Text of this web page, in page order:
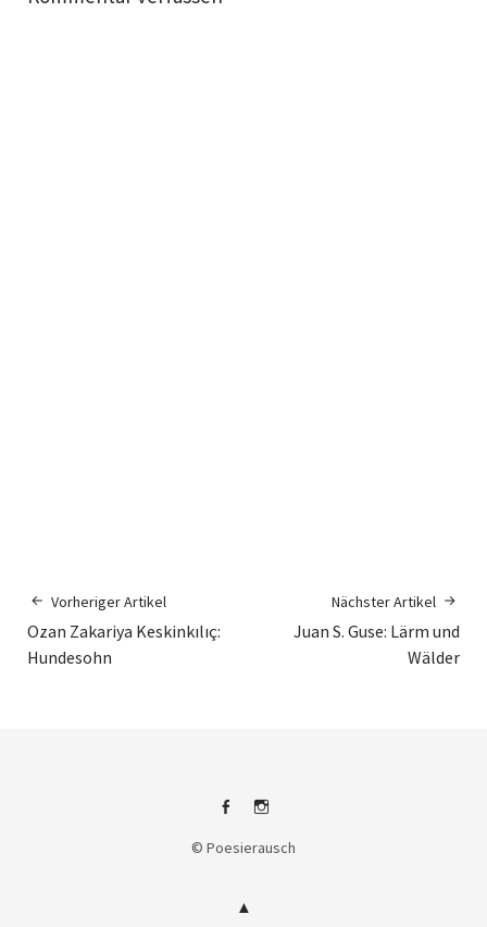
Vorheriger Artikel
Ozan Zakariya Keskinkılıç:
Hundesohn
Nächster Artikel
Juan S. Guse: Lärm und
Wälder
FacebookInstagram
© Poesierausch